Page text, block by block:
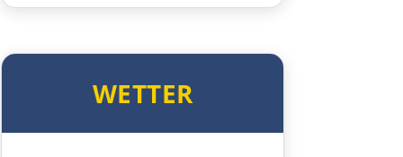
Bratislava
WETTER